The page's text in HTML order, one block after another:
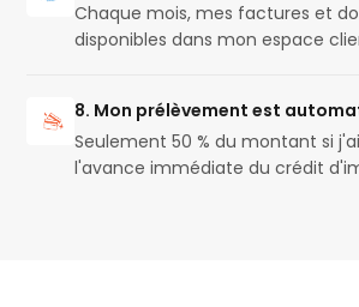
Chaque mois, mes factures et
disponibles dans mon espace
8. Mon prélèvement est
Seulement 50 % du montant si
l'avance immédiate du crédit